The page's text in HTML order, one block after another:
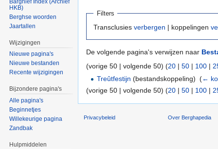
Filters
Transclusies verbergen | koppelingen
De volgende pagina's verwijzen naar
(vorige 50 | volgende 50) (20 | 50 | 100 |
Treûtfestijn (bestandskoppeling) ‎(←
(vorige 50 | volgende 50) (20 | 50 | 100 |
HKB)
Berghse woorden
Jaartallen
Wijzigingen
Nieuwe pagina's
Nieuwe bestanden
Recente wijzigingen
Bijzondere pagina's
Alle pagina's
Beginnetjes
Willekeurige pagina
Zandbak
Hulpmiddelen
Privacybeleid Over Berghapedia